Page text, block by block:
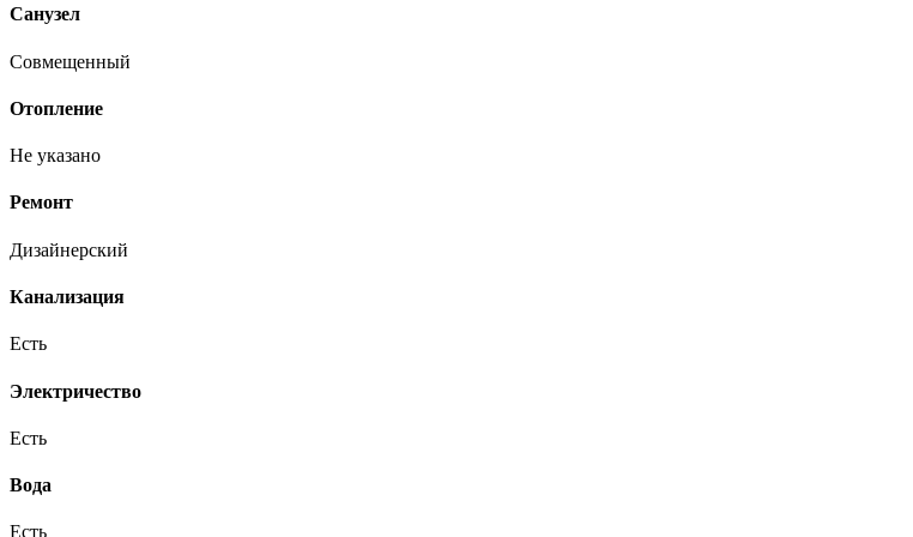
Санузел
Совмещенный
Отопление
Не указано
Ремонт
Дизайнерский
Канализация
Есть
Электричество
Есть
Вода
Есть